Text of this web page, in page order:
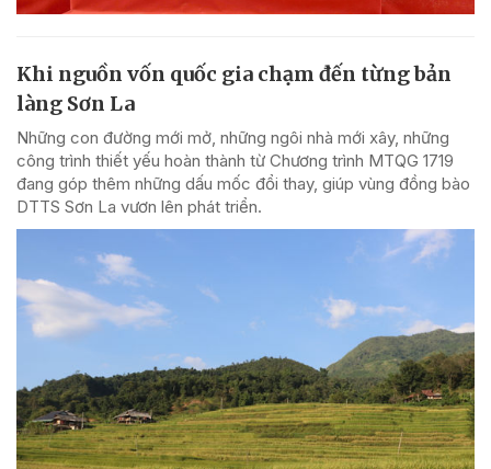
Khi nguồn vốn quốc gia chạm đến từng bản
làng Sơn La
Những con đường mới mở, những ngôi nhà mới xây, những
công trình thiết yếu hoàn thành từ Chương trình MTQG 1719
đang góp thêm những dấu mốc đổi thay, giúp vùng đồng bào
DTTS Sơn La vươn lên phát triển.